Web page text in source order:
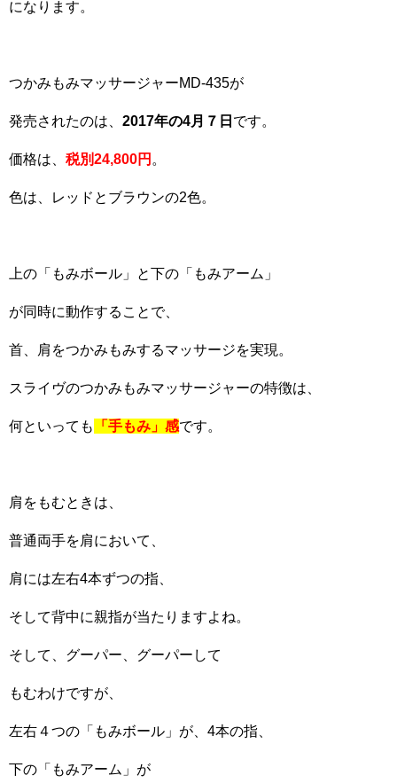
になります。
つかみもみマッサージャーMD-435が
発売されたのは、 2017年の4月７日 です。
価格は、 税別24,800円 。
色は、レッドとブラウンの2色。
上の「もみボール」と下の「もみアーム」
が同時に動作することで、
首、肩をつかみもみするマッサージを実現。
スライヴのつかみもみマッサージャーの特徴は、
何といっても 「手もみ」感です。
肩をもむときは、
普通両手を肩において、
肩には左右4本ずつの指、
そして背中に親指が当たりますよね。
そして、グーパー、グーパーして
もむわけですが、
左右４つの「もみボール」が、4本の指、
下の「もみアーム」が